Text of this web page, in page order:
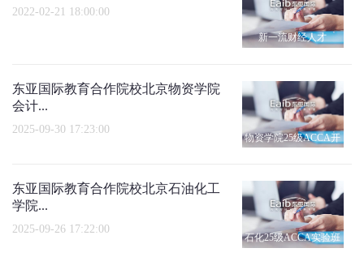
新一流财经人才
2022-02-21 18:00:00
物资学院25级ACCA开
东亚国际教育合作院校北京物资学院
会计...
2025-09-30 17:23:00
石化25级ACCA实验班
东亚国际教育合作院校北京石油化工
学院...
2025-09-26 17:22:00